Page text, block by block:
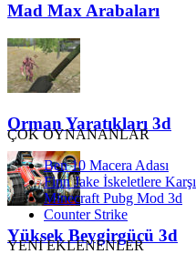
Mad Max Arabaları
Orman Yaratıkları 3d
Yüksek Beygirgücü 3d
ÇOK OYNANANLAR
Ben 10 Macera Adası
Finn Jake İskeletlere Karşı
Minecraft Pubg Mod 3d
Counter Strike
YENİ EKLENENLER